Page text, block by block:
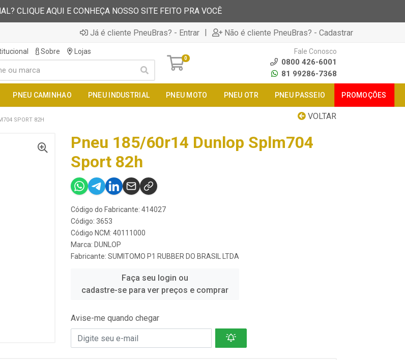
CLIQUE AQUI E CONHEÇA NOSSO SITE FEITO PRA VOCÊ
Já é cliente PneuBras? - Entrar | Não é cliente PneuBras? - Cadastrar
Sobre Lojas
0
Fale Conosco
0800 426-6001
81 99286-7368
PNEU CAMINHAO PNEU INDUSTRIAL PNEU MOTO PNEU OTR PNEU PASSEIO PROMOÇÕES
VOLTAR
SPORT 82H
Pneu 185/60r14 Dunlop Splm704
Sport 82h
Código do Fabricante: 414027
Código: 3653
Código NCM: 40111000
Marca: DUNLOP
Fabricante: SUMITOMO P1 RUBBER DO BRASIL LTDA
Faça seu login ou
cadastre-se para ver preços e comprar
Avise-me quando chegar